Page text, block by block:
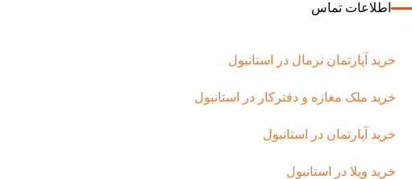
اطلاعات تماس
خرید آپارتمان نرمال در استانبول
خرید ملک مغازه و دفترکار در استانبول
خرید آپارتمان در استانبول
خرید ویلا در استانبول